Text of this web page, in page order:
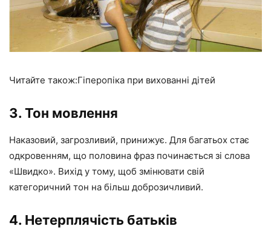
Читайте також:Гіперопіка при вихованні дітей
3. Тон мовлення
Наказовий, загрозливий, принижує. Для багатьох стає
одкровенням, що половина фраз починається зі слова
«Швидко». Вихід у тому, щоб змінювати свій
категоричний тон на більш доброзичливий.
4. Нетерплячість батьків